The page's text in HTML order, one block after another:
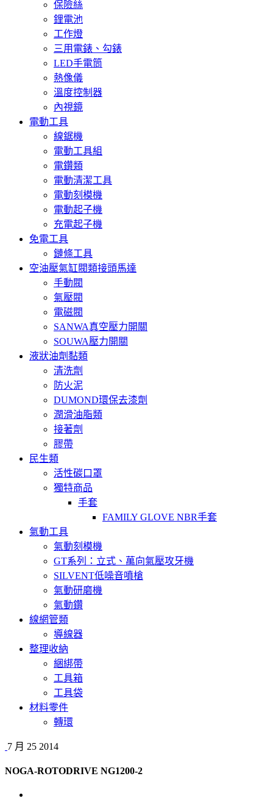
保險絲
鋰電池
工作燈
三用電錶、勾錶
LED手電筒
熱像儀
溫度控制器
內視鏡
電動工具
線鋸機
電動工具組
電鑽類
電動清潔工具
電動刻模機
電動起子機
充電起子機
免電工具
鏈條工具
空油壓氣缸閥類接頭馬達
手動閥
氣壓閥
電磁閥
SANWA真空壓力開關
SOUWA壓力開關
液狀油劑黏類
清洗劑
防火泥
DUMOND環保去漆劑
潤滑油脂類
接著劑
膠帶
民生類
活性碳口罩
獨特商品
手套
FAMILY GLOVE NBR手套
氣動工具
氣動刻模機
GT系列：立式、萬向氣壓攻牙機
SILVENT低噪音噴槍
氣動研磨機
氣動鑽
線網管類
導線器
整理收納
綑綁帶
工具箱
工具袋
材料零件
轉環
7 月 25 2014
NOGA-ROTODRIVE NG1200-2